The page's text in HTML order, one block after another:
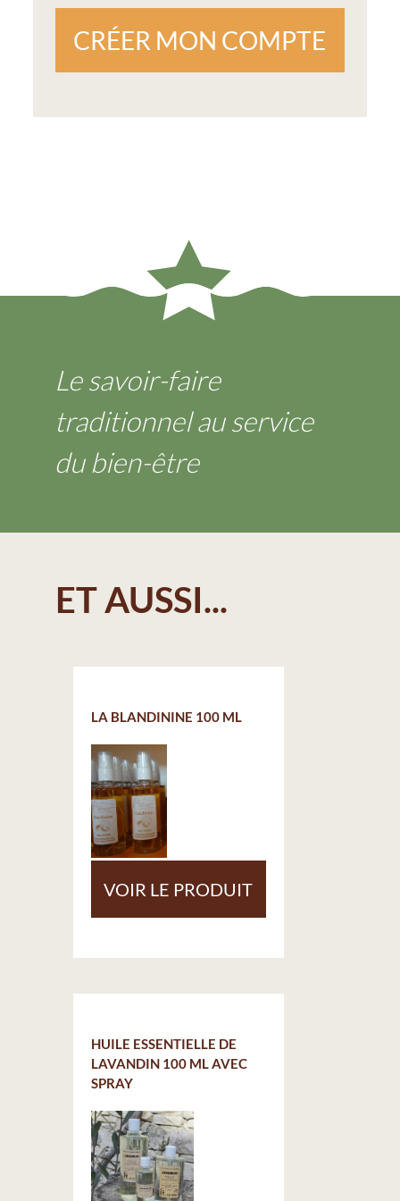
CRÉER MON COMPTE
Le savoir-faire
traditionnel au service
du bien-être
ET AUSSI...
LA BLANDININE 100 ML
VOIR LE PRODUIT
HUILE ESSENTIELLE DE
LAVANDIN 100 ML AVEC
SPRAY